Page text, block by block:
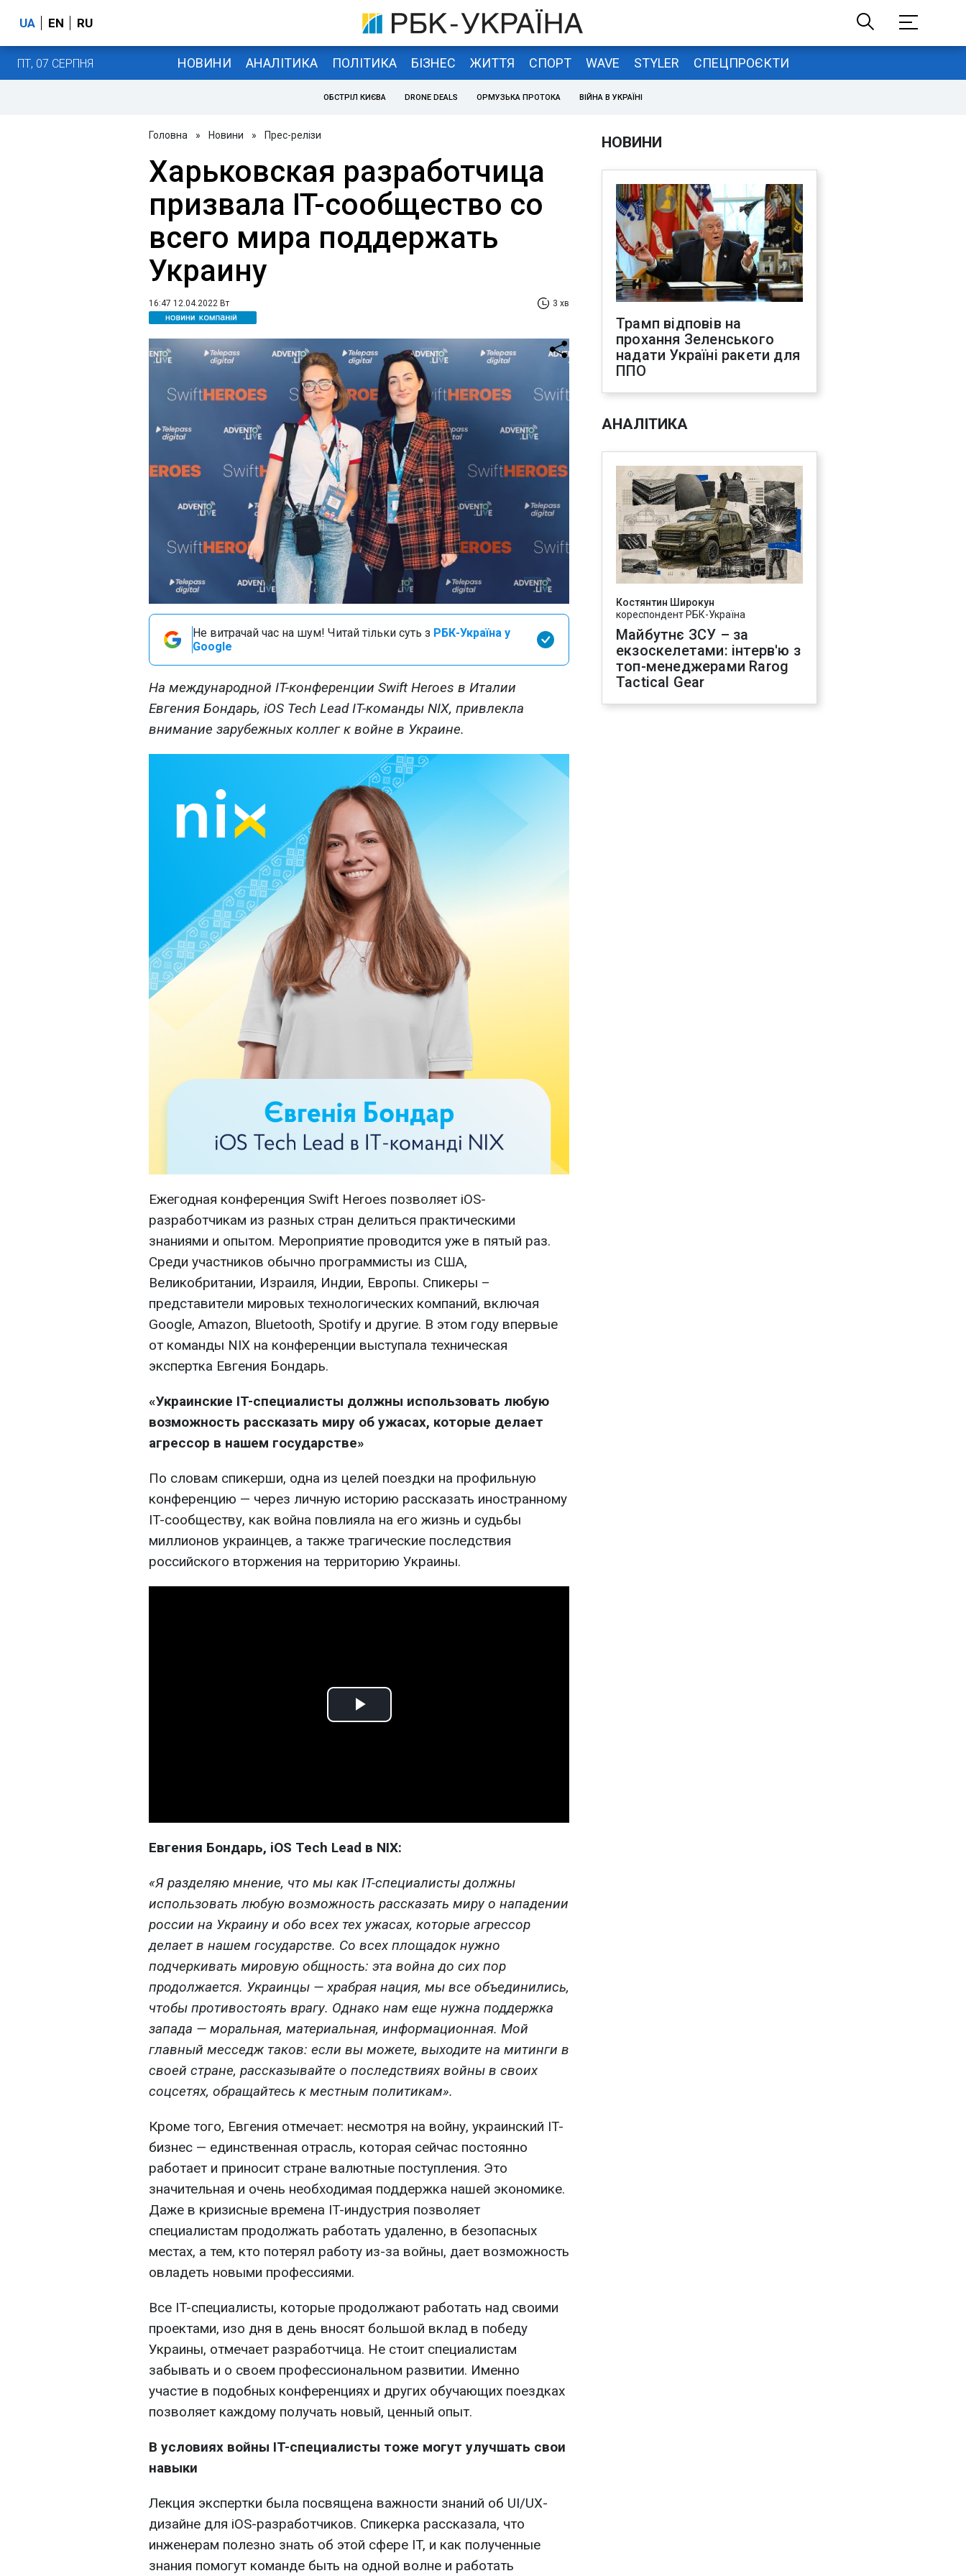
UA EN RU
ПТ, 07 СЕРПНЯ НОВИНИ АНАЛІТИКА ПОЛІТИКА БІЗНЕС ЖИТТЯ СПОРТ WAVE STYLER СПЕЦПРОЄКТИ
ОБСТРІЛ КИЄВА DRONE DEALS ОРМУЗЬКА ПРОТОКА ВІЙНА В УКРАЇНІ
Головна » Новини » Прес-релізи
Харьковская разработчица
призвала IT-сообщество со
всего мира поддержать
Украину
16:47 12.04.2022 Вт 3 хв
Не витрачай час на шум! Читай тільки суть з РБК-Україна у
Google
На международной IT-конференции Swift Heroes в Италии
Евгения Бондарь, iOS Tech Lead IT-команды NIX, привлекла
внимание зарубежных коллег к войне в Украине.
Ежегодная конференция Swift Heroes позволяет iOS-
разработчикам из разных стран делиться практическими
знаниями и опытом. Мероприятие проводится уже в пятый раз.
Среди участников обычно программисты из США,
Великобритании, Израиля, Индии, Европы. Спикеры –
представители мировых технологических компаний, включая
Google, Amazon, Bluetooth, Spotify и другие. В этом году впервые
от команды NIX на конференции выступала техническая
экспертка Евгения Бондарь.
«Украинские IT-специалисты должны использовать любую
возможность рассказать миру об ужасах, которые делает
агрессор в нашем государстве»
По словам спикерши, одна из целей поездки на профильную
конференцию — через личную историю рассказать иностранному
IT-сообществу, как война повлияла на его жизнь и судьбы
миллионов украинцев, а также трагические последствия
российского вторжения на территорию Украины.
Play
Евгения Бондарь, iOS Tech Lead в NIX:
«Я разделяю мнение, что мы как IT-специалисты должны
использовать любую возможность рассказать миру о нападении
россии на Украину и обо всех тех ужасах, которые агрессор
делает в нашем государстве. Со всех площадок нужно
подчеркивать мировую общность: эта война до сих пор
продолжается. Украинцы — храбрая нация, мы все объединились,
чтобы противостоять врагу. Однако нам еще нужна поддержка
запада — моральная, материальная, информационная. Мой
главный месседж таков: если вы можете, выходите на митинги в
своей стране, рассказывайте о последствиях войны в своих
соцсетях, обращайтесь к местным политикам».
Кроме того, Евгения отмечает: несмотря на войну, украинский IT-
бизнес — единственная отрасль, которая сейчас постоянно
работает и приносит стране валютные поступления. Это
значительная и очень необходимая поддержка нашей экономике.
Даже в кризисные времена IT-индустрия позволяет
специалистам продолжать работать удаленно, в безопасных
местах, а тем, кто потерял работу из-за войны, дает возможность
овладеть новыми профессиями.
Все IT-специалисты, которые продолжают работать над своими
проектами, изо дня в день вносят большой вклад в победу
Украины, отмечает разработчица. Не стоит специалистам
забывать и о своем профессиональном развитии. Именно
участие в подобных конференциях и других обучающих поездках
позволяет каждому получать новый, ценный опыт.
В условиях войны IT-специалисты тоже могут улучшать свои
навыки
Лекция экспертки была посвящена важности знаний об UI/UX-
дизайне для iOS-разработчиков. Спикерка рассказала, что
инженерам полезно знать об этой сфере IT, и как полученные
знания помогут команде быть на одной волне и работать
НОВИНИ
Трамп відповів на
прохання Зеленського
надати Україні ракети для
ППО
АНАЛІТИКА
Костянтин Широкун
кореспондент РБК-Україна
Майбутнє ЗСУ – за
екзоскелетами: інтерв'ю з
топ-менеджерами Rarog
Tactical Gear